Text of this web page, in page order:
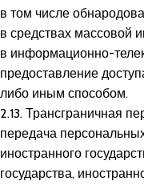
в том числе
в средствах массовой
в информационно-
предоставление
либо иным способом.
2.13. Трансграничная
передача
иностранного
государства,